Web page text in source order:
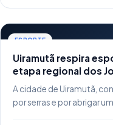
ESPORTE
Uiramutã respira
etapa regional dos
A cidade de Uiramutã,
por serras e por abrigar